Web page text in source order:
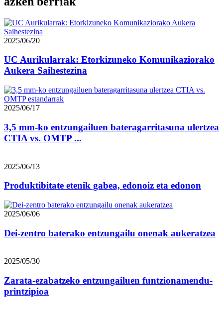
2025/06/20
UC Aurikularrak: Etorkizuneko Komunikaziorako
Aukera Saihestezina
2025/06/17
3,5 mm-ko entzungailuen bateragarritasuna ulertzea
CTIA vs. OMTP ...
2025/06/13
Produktibitate etenik gabea, edonoiz eta edonon
2025/06/06
Dei-zentro baterako entzungailu onenak aukeratzea
2025/05/30
Zarata-ezabatzeko entzungailuen funtzionamendu-
printzipioa